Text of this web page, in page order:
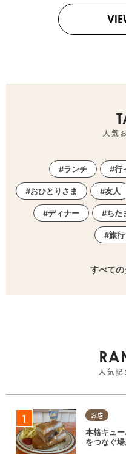
人気
ランチ 行
おひとりさま 友人
ディナー ちた
旅行
すべて
人気記
お店
本格キュ
をつなぐ